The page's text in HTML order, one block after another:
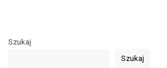
Szukaj
Szukaj